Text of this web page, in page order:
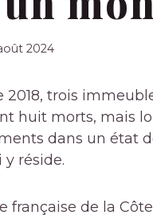
2024
2018, trois
huit morts, mais
dans un état
réside.
française de la